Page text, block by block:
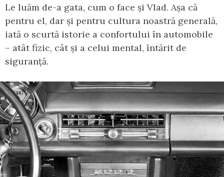
Le luăm de-a gata, cum o face și Vlad. Așa că
pentru el, dar și pentru cultura noastră generală,
iată o scurtă istorie a confortului în automobile
– atât fizic, cât și a celui mental, întărit de
siguranță.